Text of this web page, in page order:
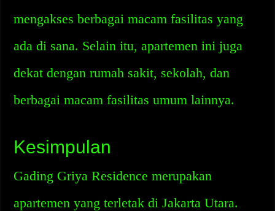
mengakses berbagai macam fasilitas yang
ada di sana. Selain itu, apartemen ini juga
dekat dengan rumah sakit, sekolah, dan
berbagai macam fasilitas umum lainnya.
Kesimpulan
Gading Griya Residence merupakan
apartemen yang terletak di Jakarta Utara.